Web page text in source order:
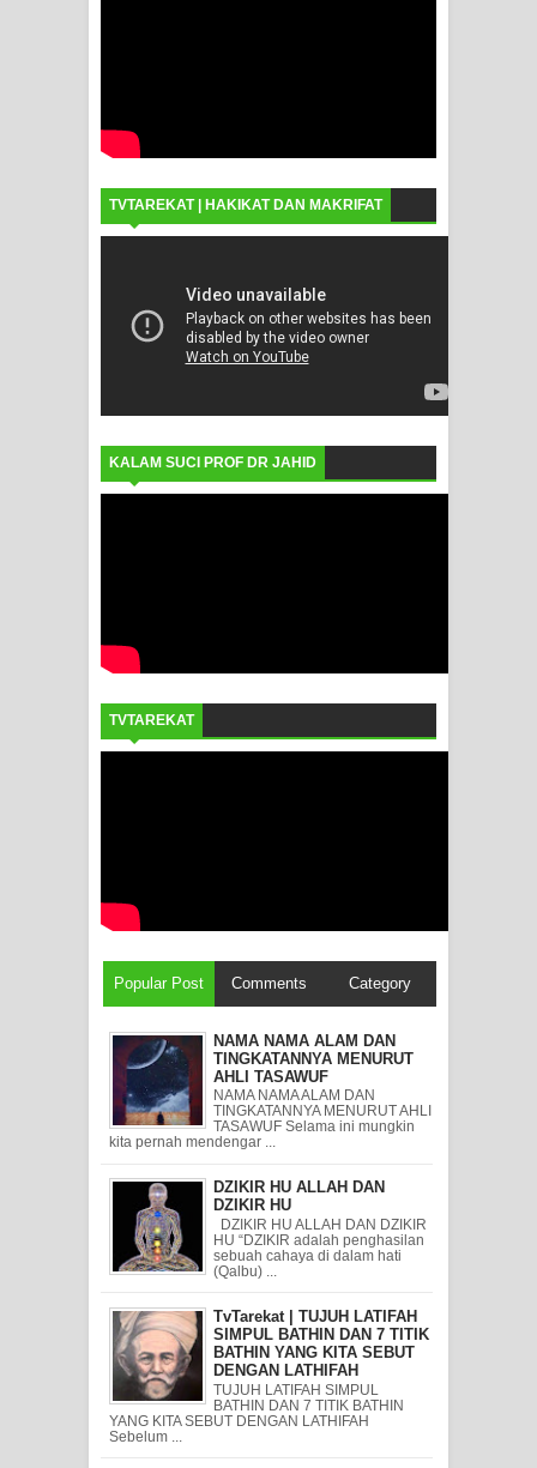
TVTAREKAT | HAKIKAT DAN MAKRIFAT
KALAM SUCI PROF DR JAHID
TVTAREKAT
Popular Post Comments Category
NAMA NAMA ALAM DAN
TINGKATANNYA MENURUT
AHLI TASAWUF
NAMA NAMA ALAM DAN
TINGKATANNYA MENURUT AHLI
TASAWUF Selama ini mungkin
kita pernah mendengar ...
DZIKIR HU ALLAH DAN
DZIKIR HU
DZIKIR HU ALLAH DAN DZIKIR
HU “DZIKIR adalah penghasilan
sebuah cahaya di dalam hati
(Qalbu) ...
TvTarekat | TUJUH LATIFAH
SIMPUL BATHIN DAN 7 TITIK
BATHIN YANG KITA SEBUT
DENGAN LATHIFAH
TUJUH LATIFAH SIMPUL
BATHIN DAN 7 TITIK BATHIN
YANG KITA SEBUT DENGAN LATHIFAH
Sebelum ...